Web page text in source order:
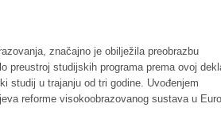
značajno je obilježila preobrazbu
preustroj studijskih programa prema ovoj
studij u trajanju od tri godine. Uvođenjem
reforme visokoobrazovanog sustava u